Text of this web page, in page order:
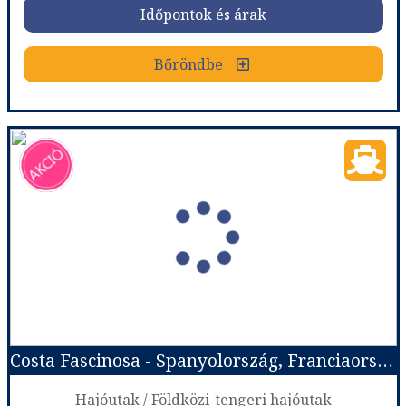
Bőröndbe
Időpontok és árak
Bőröndbe
Costa Diadema - Spanyolország, Franciaország, Olaszország
Hajóutak
Nyugat-Mediterrán hajóutak
Utazás módja:Hajó
Teljes ellátás
Szálláskategória:Hajó kabin
Costa ár, The Interior (I1), 2 felnőtt
Időpont: 2026-10-31 | 2 éj Costa Fascinosa - Spanyolország, Franciaország, Olaszország
Hajóutak / Földközi-tengeri hajóutak